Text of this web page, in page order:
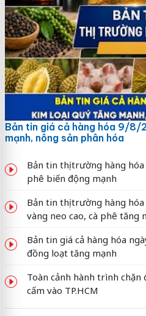
Bản tin giá cả hàng hóa 9/8/
mạnh, nông sản phân hóa
Bản tin thị trường hàng
phê biến động mạnh
Bản tin thị trường hàng
vàng neo cao, cà phê tăng
Bản tin giá cả hàng hóa
đồng loạt tăng mạnh
Toàn cảnh hành trình
cấm vào TP.HCM